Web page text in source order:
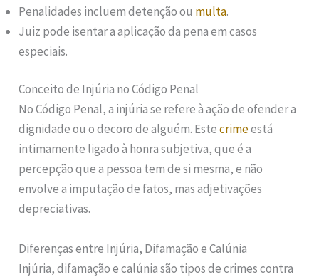
Penalidades incluem detenção ou multa.
Juiz pode isentar a aplicação da pena em casos
especiais.
Conceito de Injúria no Código Penal
No Código Penal, a injúria se refere à ação de ofender a
dignidade ou o decoro de alguém. Estecrimeestá
intimamente ligado à honra subjetiva, que é a
percepção que a pessoa tem de si mesma, e não
envolve a imputação de fatos, mas adjetivações
depreciativas.
Diferenças entre Injúria, Difamação e Calúnia
Injúria, difamação e calúnia são tipos de crimes contra